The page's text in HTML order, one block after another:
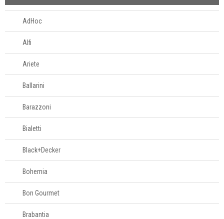
Galheteiros
Guardanapos
Lugar americano
Meleiras
Molheiras
Porta-adoçantes
Porta-guardanapo
Prato giratório
Saleiro e
pimenteiro
Sopeira
Toalhas de mesa
Travessas
AdHoc
Alfi
Ariete
Ballarini
Barazzoni
Bialetti
Black+Decker
Bohemia
Bon Gourmet
Brabantia